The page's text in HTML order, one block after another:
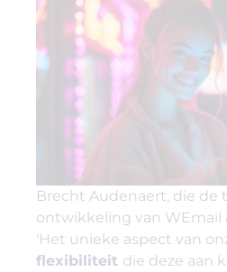
Brecht Audenaert, die de
ontwikkeling van WEmail
‘Het unieke aspect van
flexibiliteit die deze aan